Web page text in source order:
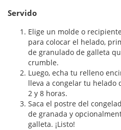
Servido
Elige un molde o
para colocar el helado,
de granulado de galleta
crumble.
Luego, echa tu relleno
lleva a congelar tu
2 y 8 horas.
Saca el postre del
de granada y
galleta. ¡Listo!